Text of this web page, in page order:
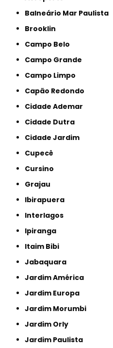
Balneário Mar Paulista
Brooklin
Campo Belo
Campo Grande
Campo Limpo
Capão Redondo
Cidade Ademar
Cidade Dutra
Cidade Jardim
Cupecê
Cursino
Grajau
Ibirapuera
Interlagos
Ipiranga
Itaim Bibi
Jabaquara
Jardim América
Jardim Europa
Jardim Morumbi
Jardim Orly
Jardim Paulista